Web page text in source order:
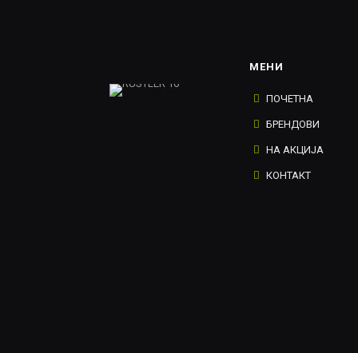
МЕНИ
ПОЧЕТНА
БРЕНДОВИ
НА АКЦИЈА
КОНТАКТ